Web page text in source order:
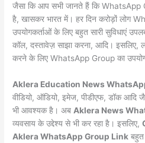
जैसा कि आप सभी जानते हैं कि WhatsApp
है, खासकर भारत में। हर दिन करोड़ों लोग
उपयोगकर्ताओं के लिए बहुत सारी सुविधाएं
कॉल, दस्तावेज़ साझा करना, आदि। इसलिए,
करने के लिए WhatsApp Group का
Aklera Education News
वीडियो, ऑडियो, इमेज, पीडीएफ, डॉक आदि
भी आवश्यक है। अब Aklera News
व्यवसाय के उद्देश्य से भी कर रहा है। इसलिए,
Aklera WhatsApp Group Link बहुत